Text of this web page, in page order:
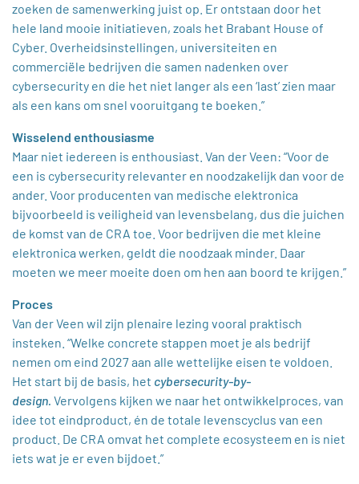
zoeken de samenwerking juist op. Er ontstaan door het
hele land mooie initiatieven, zoals het Brabant House of
Cyber. Overheidsinstellingen, universiteiten en
commerciële bedrijven die samen nadenken over
cybersecurity en die het niet langer als een ‘last’ zien maar
als een kans om snel vooruitgang te boeken.”
Wisselend enthousiasme
Maar niet iedereen is enthousiast. Van der Veen: “Voor de
een is cybersecurity relevanter en noodzakelijk dan voor de
ander. Voor producenten van medische elektronica
bijvoorbeeld is veiligheid van levensbelang, dus die juichen
de komst van de CRA toe. Voor bedrijven die met kleine
elektronica werken, geldt die noodzaak minder. Daar
moeten we meer moeite doen om hen aan boord te krijgen.”
Proces
Van der Veen wil zijn plenaire lezing vooral praktisch
insteken. “Welke concrete stappen moet je als bedrijf
nemen om eind 2027 aan alle wettelijke eisen te voldoen.
Het start bij de basis, het cybersecurity-by-
design. Vervolgens kijken we naar het ontwikkelproces, van
idee tot eindproduct, én de totale levenscyclus van een
product. De CRA omvat het complete ecosysteem en is niet
iets wat je er even bijdoet.”